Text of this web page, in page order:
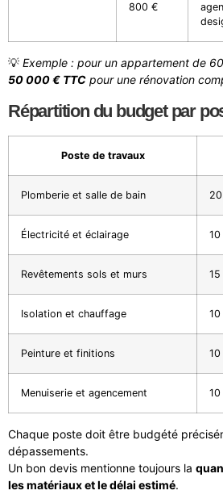
800 €
💡 Exemple : pour un appartement de
50 000 € TTC pour une rénovation
Répartition du budget par
Poste de travaux
Plomberie et salle de bain
Électricité et éclairage 10
Revêtements sols et murs 15
Isolation et chauffage 10
Peinture et finitions 10
Menuiserie et agencement 10
Chaque poste doit être budgété
dépassements.
Un bon devis mentionne toujours la
les matériaux et le délai estimé.